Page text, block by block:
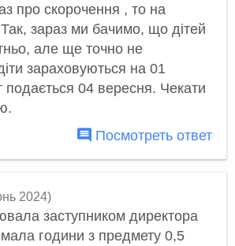
про скорочення , то на
Так, зараз ми бачимо, що дітей
але ще точно не
зараховуються на 01
подається 04 вересня. Чекати
Посмотреть ответ
2024)
заступником директора
години з предмету 0,5